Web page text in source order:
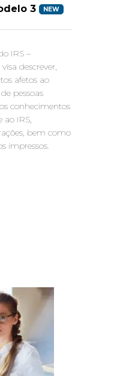
3
NEW
IRS –
descrever,
afetos ao
pessoas
conhecimentos
IRS,
bem como
impressos.